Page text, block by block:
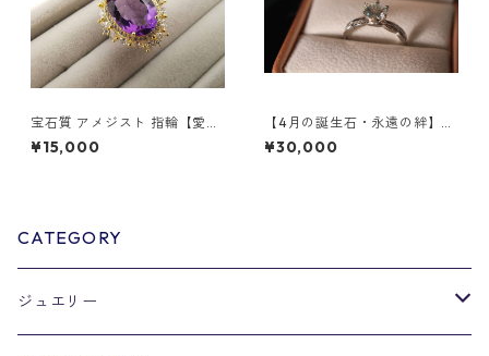
宝石質 アメジスト 指輪【愛の
守護石・安眠効果】スピリチ
ュアルマスター絵梨子のエネ
¥15,000
【4月の誕生石・永遠の絆】モ
ザンビークダイアモンド 1ct
リング 1
¥30,000
CATEGORY
ジュエリー